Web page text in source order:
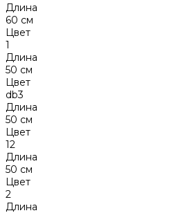
Длина
60 см
Цвет
1
Длина
50 см
Цвет
db3
Длина
50 см
Цвет
12
Длина
50 см
Цвет
2
Длина